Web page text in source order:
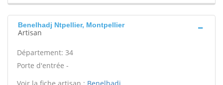
Benelhadj Ntpellier, Montpellier
Artisan
Département: 34
Porte d'entrée -